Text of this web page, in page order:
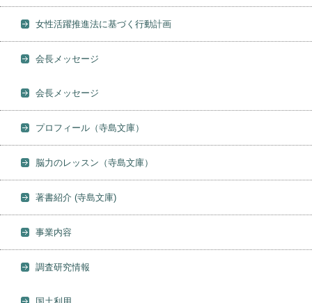
女性活躍推進法に基づく行動計画
会長メッセージ
会長メッセージ
プロフィール（寺島文庫）
脳力のレッスン（寺島文庫）
著書紹介 (寺島文庫)
事業内容
調査研究情報